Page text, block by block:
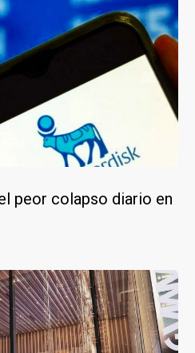
peor colapso diario en